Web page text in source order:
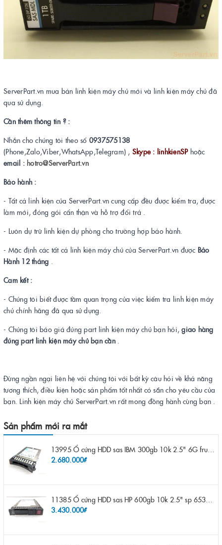
ServerPart.vn mua bán linh kiện máy chủ mới và linh kiện máy chủ đã
qua sử dụng.
Cần thêm thông tin ? :
Nhắn cho chúng tôi theo số 0937575138
(Phone,Zalo,Viber,WhatsApp,Telegram) , Skype : linhkienSPhoặc
email : hotro@ServerPart.vn
Bảo hành :
- Tất cả linh kiện của ServerPart.vn cung cấp đều được kiểm tra, được
làm mới, đóng gói cẩn thận và hỗ trợ đổi trả .
- Luôn dự trữ linh kiện dự phòng cho trường hợp bảo hành.
- Mặc định các tất cả linh kiện máy chủ của ServerPart.vn được Bảo
Hành 12 tháng
Cam kết :
- Chúng tôi biết được tầm quan trọng của việc kiểm tra linh kiện máy
chủ chính hãng đã qua sử dụng.
- Chúng tôi báo giá đúng part linh kiện máy chủ bạn hỏi,giao hàng
đúng part linh kiện máy chủ bạn cần.
Đừng ngần ngại liên hệ với chúng tôi với bất kỳ câu hỏi về khả năng
tương thích, điều kiện hoặc sản phẩm tốt nhất có sẵn cho yêu cầu của
bạn. Linh kiện máy chủ ServerPart.vn rất mong đồng hành cùng bạn .
Sản phẩm mới ra mắt
2.680.000₫
3.430.000₫